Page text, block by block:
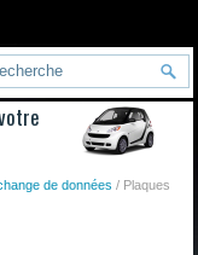
de données / Plaques